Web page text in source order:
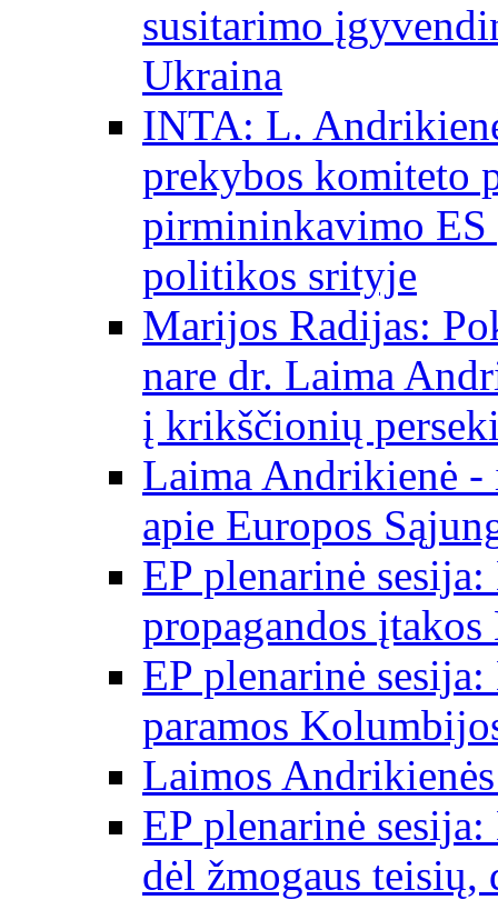
susitarimo
Ukraina
INTA: L.
prekybos komiteto
pirmininkavimo ES
politikos srityje
Marijos Radijas:
nare dr. Laima
į krikščionių
Laima Andrikienė -
apie Europos
EP plenarinė
propagandos įtakos
EP plenarinė
paramos
Laimos
EP plenarinė
dėl žmogaus